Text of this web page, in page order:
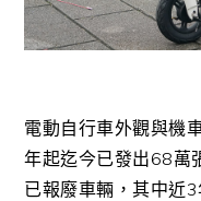
電動自行車外觀與機
年起迄今已發出68萬
已報廢車輛，其中近